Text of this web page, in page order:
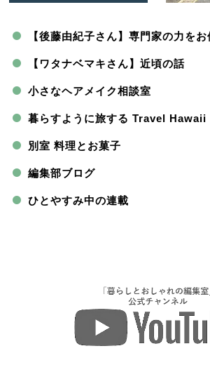
【後藤由紀子さん】専門家の力を
【ワタナベマキさん】近頃の話
小さなヘアメイク相談室
暮らすように旅する Travel Hawaii
別室 料理とお菓子
編集部ブログ
ひとやすみ中の連載